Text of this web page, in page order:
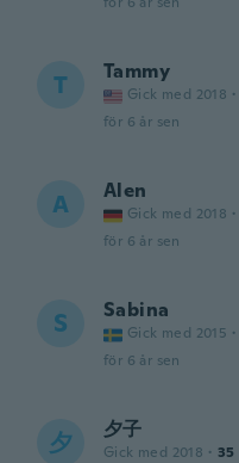
T Tammy
Gick med 2018 ·
för 6 år sen
A Alen
Gick med 2018 ·
för 6 år sen
S Sabina
Gick med 2015 ·
för 6 år sen
夕 夕子
Gick med 2018 · 35